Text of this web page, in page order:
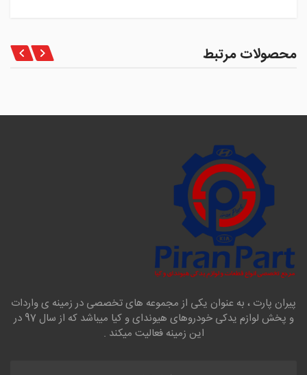
محصولات مرتبط
پیران پارت ، به عنوان یکی از مجموعه های تخصصی در زمینه ی واردات
و پخش لوازم یدکی خودروهای هیوندای و کیا میباشد که از سال 97 در
این زمینه فعالیت میکند .